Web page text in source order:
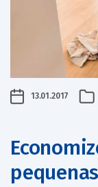
13.01.2017